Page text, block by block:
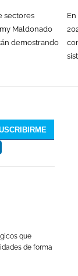
sectores
Maldonado
demostrando
que
de forma